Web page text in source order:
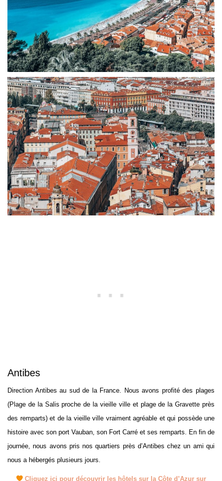
Antibes
Direction Antibes au sud de la France. Nous avons profité des plages
(Plage de la Salis proche de la vieille ville et plage de la Gravette près
des remparts) et de la vieille ville vraiment agréable et qui possède une
histoire avec son port Vauban, son Fort Carré et ses remparts. En fin de
journée, nous avons pris nos quartiers près d’Antibes chez un ami qui
nous a hébergés plusieurs jours.
Cliquez ici pour découvrir les hôtels sur la Côte d’Azur sur